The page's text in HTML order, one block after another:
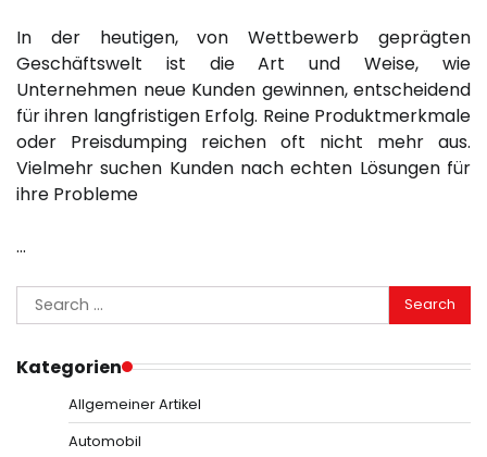
In der heutigen, von Wettbewerb geprägten
Geschäftswelt ist die Art und Weise, wie
Unternehmen neue Kunden gewinnen, entscheidend
für ihren langfristigen Erfolg. Reine Produktmerkmale
oder Preisdumping reichen oft nicht mehr aus.
Vielmehr suchen Kunden nach echten Lösungen für
ihre Probleme
…
Search
for:
Kategorien
Allgemeiner Artikel
Automobil